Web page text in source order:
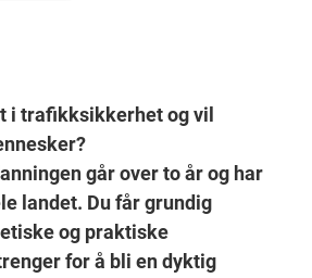
i trafikksikkerhet og vil
går over to år og har
landet. Du får grundig
og praktiske
for å bli en dyktig